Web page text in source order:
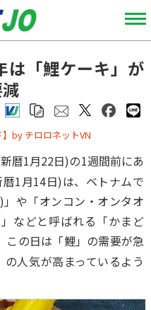
は「鯉ケーキ」が
by チロロネットVN
暦1月22日)の1週間前にあ
1月14日)は、ベトナムで
」や「オンコン・オンタオ
などと呼ばれる「かまど
この日は「鯉」の需要が急
人気が高まっているよう